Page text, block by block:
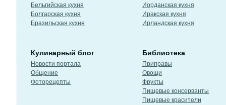
Бельгийская кухня
Болгарская кухня
Бразильская кухня
Иорданская кухня
Иракская кухня
Ирландская кухня
Кулинарный блог
Новости портала
Общение
Фоторецепты
Библиотека
Приправы
Овощи
Фрукты
Пищевые консерванты
Пищевые красители